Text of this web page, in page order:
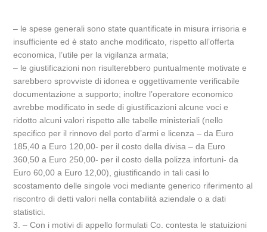
– le spese generali sono state quantificate in misura irrisoria e
insufficiente ed è stato anche modificato, rispetto all’offerta
economica, l’utile per la vigilanza armata;
– le giustificazioni non risulterebbero puntualmente motivate e
sarebbero sprovviste di idonea e oggettivamente verificabile
documentazione a supporto; inoltre l’operatore economico
avrebbe modificato in sede di giustificazioni alcune voci e
ridotto alcuni valori rispetto alle tabelle ministeriali (nello
specifico per il rinnovo del porto d’armi e licenza – da Euro
185,40 a Euro 120,00- per il costo della divisa – da Euro
360,50 a Euro 250,00- per il costo della polizza infortuni- da
Euro 60,00 a Euro 12,00), giustificando in tali casi lo
scostamento delle singole voci mediante generico riferimento al
riscontro di detti valori nella contabilità aziendale o a dati
statistici.
3. – Con i motivi di appello formulati Co. contesta le statuizioni